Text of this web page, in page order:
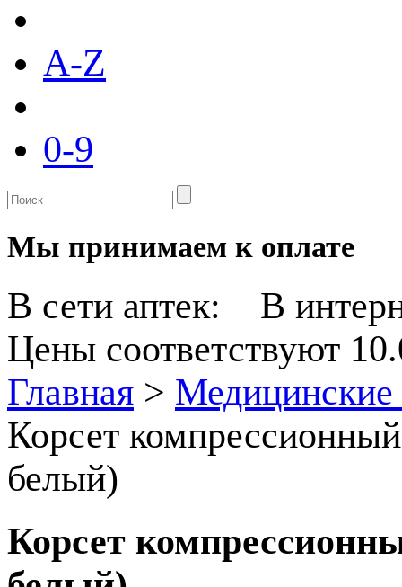
A-Z
0-9
Мы принимаем к оплате
В сети аптек:
В
Цены соответствуют
Главная > Медицинские
Корсет
белый)
Корсет